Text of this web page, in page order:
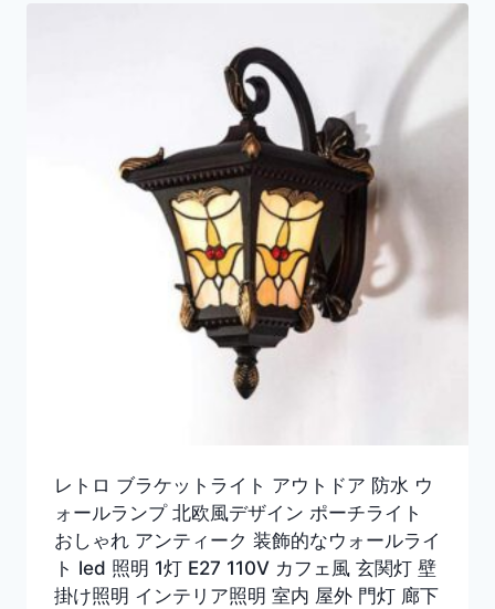
レトロ ブラケットライト アウトドア 防水 ウ
ォールランプ 北欧風デザイン ポーチライト
おしゃれ アンティーク 装飾的なウォールライ
ト led 照明 1灯 E27 110V カフェ風 玄関灯 壁
掛け照明 インテリア照明 室内 屋外 門灯 廊下